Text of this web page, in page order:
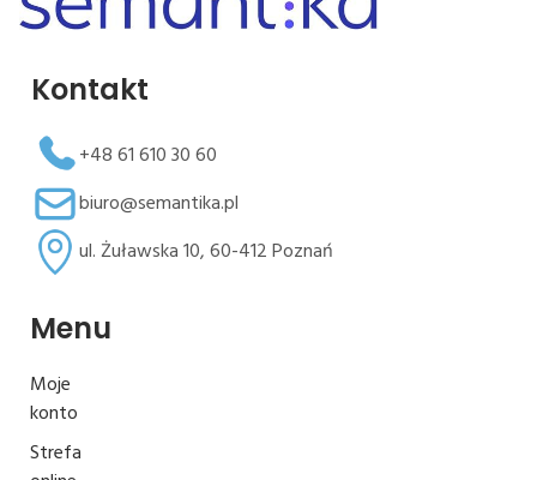
Kontakt
+48 61 610 30 60
biuro@semantika.pl
ul. Żuławska 10, 60-412 Poznań
Menu
Moje
konto
Strefa